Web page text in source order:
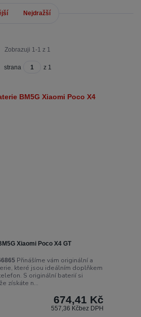
Nejdražší
Zobrazuji 1-1 z 1
strana z 1
Xiaomi Poco X4 GT
Přinášíme vám originální a
které jsou ideálním doplňkem
S originální baterií si
získáte n...
674,41 Kč
557,36 Kčbez DPH